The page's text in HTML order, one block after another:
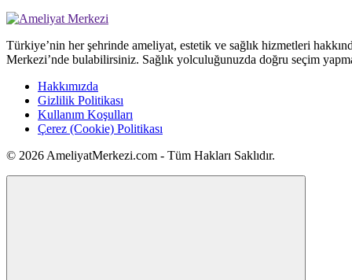
Türkiye’nin her şehrinde ameliyat, estetik ve sağlık hizmetleri
Merkezi’nde bulabilirsiniz. Sağlık yolculuğunuzda doğru seçim
Hakkımızda
Gizlilik Politikası
Kullanım Koşulları
Çerez (Cookie) Politikası
© 2026 AmeliyatMerkezi.com - Tüm Hakları Saklıdır.